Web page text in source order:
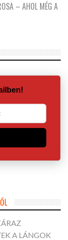
– AHOL MÉG A
A LÁNGOK